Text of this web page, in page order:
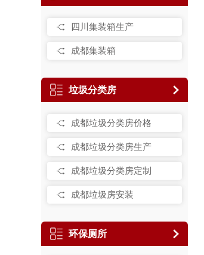
四川集装箱生产
成都集装箱
垃圾分类房
成都垃圾分类房价格
成都垃圾分类房生产
成都垃圾分类房定制
成都垃圾房安装
环保厕所